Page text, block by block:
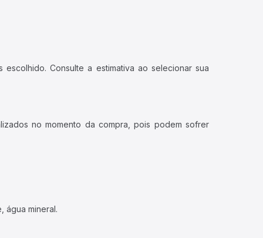
Consulte a estimativa ao selecionar sua
no momento da compra, pois podem sofrer
água mineral.